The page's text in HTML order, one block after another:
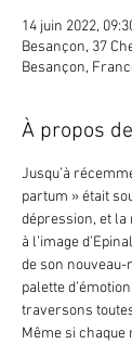
14 juin 2022,
Besançon, 37
Besançon,
À propos
Jusqu’à
partum » était
dépression, et
à l’image
de son nouveau-
palette
traversons
Même si chaque